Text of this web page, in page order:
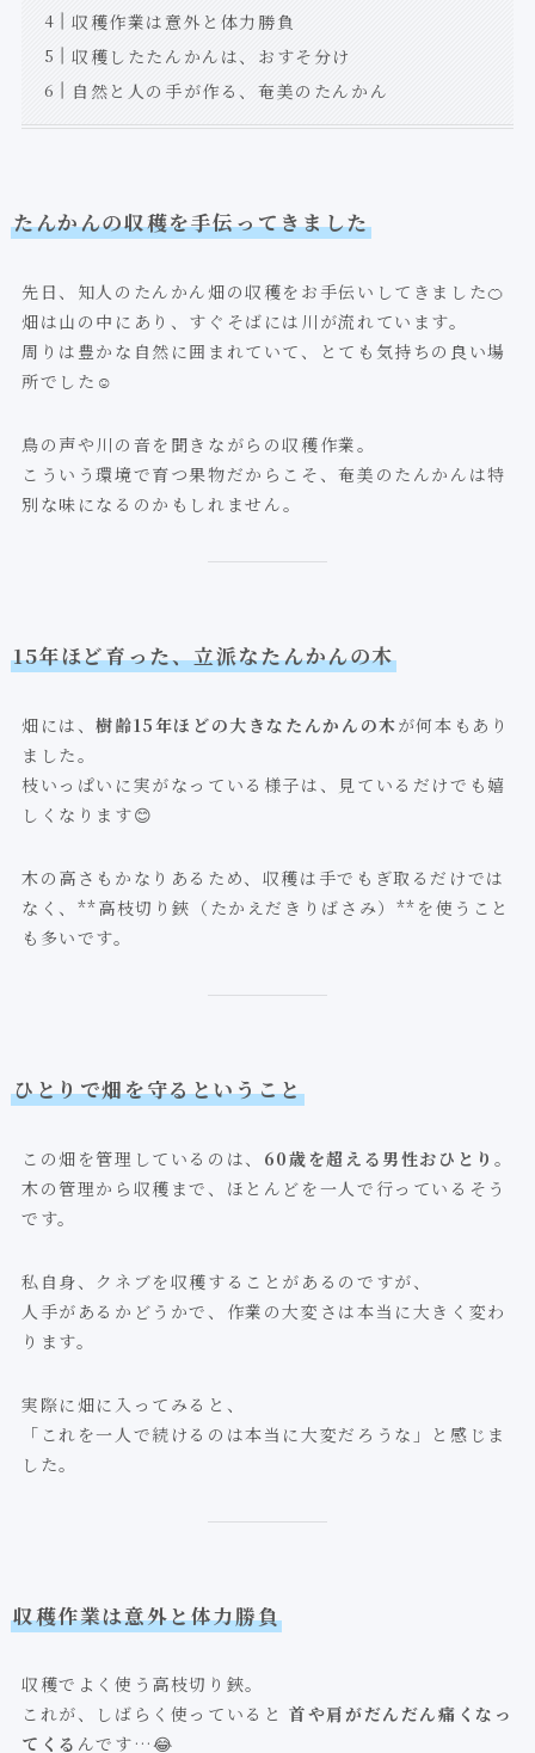
収穫作業は意外と体力勝負
収穫したたんかんは、おすそ分け
自然と人の手が作る、奄美のたんかん
たんかんの収穫を手伝ってきました
先日、知人のたんかん畑の収穫をお手伝いしてきました🍊
畑は山の中にあり、すぐそばには川が流れています。
周りは豊かな自然に囲まれていて、とても気持ちの良い場
所でした☺️
鳥の声や川の音を聞きながらの収穫作業。
こういう環境で育つ果物だからこそ、奄美のたんかんは特
別な味になるのかもしれません。
15年ほど育った、立派なたんかんの木
畑には、樹齢15年ほどの大きなたんかんの木が何本もあり
ました。
枝いっぱいに実がなっている様子は、見ているだけでも嬉
しくなります😊
木の高さもかなりあるため、収穫は手でもぎ取るだけでは
なく、**高枝切り鋏（たかえだきりばさみ）**を使うこと
も多いです。
ひとりで畑を守るということ
この畑を管理しているのは、 60歳を超える男性おひとり 。
木の管理から収穫まで、ほとんどを一人で行っているそう
です。
私自身、クネブを収穫することがあるのですが、
人手があるかどうかで、作業の大変さは本当に大きく変わ
ります。
実際に畑に入ってみると、
「これを一人で続けるのは本当に大変だろうな」と感じま
した。
収穫作業は意外と体力勝負
収穫でよく使う高枝切り鋏。
これが、しばらく使っていると首や肩がだんだん痛くなっ
てくる んです…😂